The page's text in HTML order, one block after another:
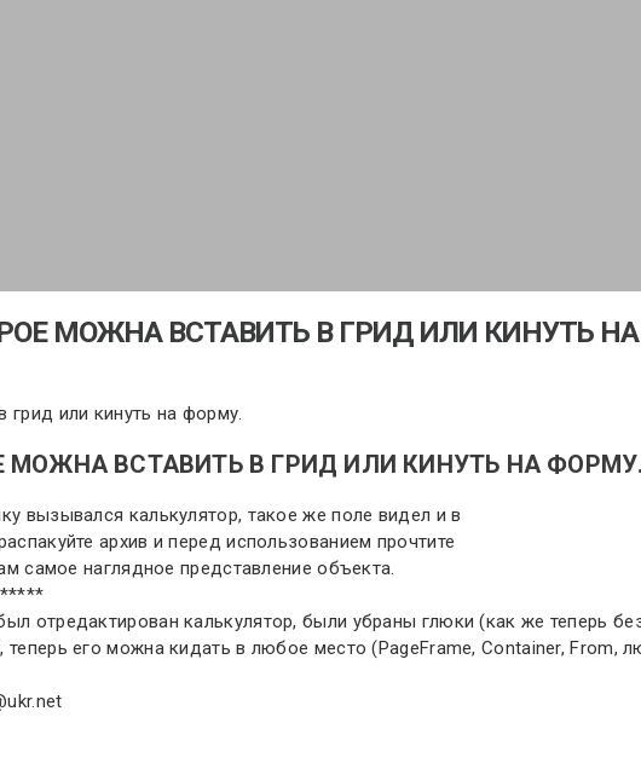
МОЖНА ВСТАВИТЬ В ГРИД ИЛИ КИНУТЬ
грид или кинуть на форму.
МОЖНА ВСТАВИТЬ В ГРИД ИЛИ КИНУТЬ НА ФОРМУ.
вызывался калькулятор, такое же поле видел и в
архив и перед использованием прочтите
самое наглядное представление объекта.
отредактирован калькулятор, были убраны глюки (как же теперь
теперь его можна кидать в любое место (PageFrame, Container,